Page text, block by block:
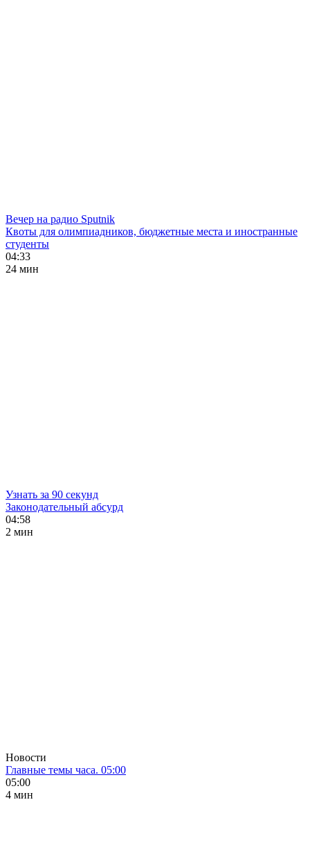
Вечер на радио Sputnik
Квоты для олимпиадников, бюджетные места и иностранные
студенты
04:33
24 мин
Узнать за 90 секунд
Законодательный абсурд
04:58
2 мин
Новости
Главные темы часа. 05:00
05:00
4 мин